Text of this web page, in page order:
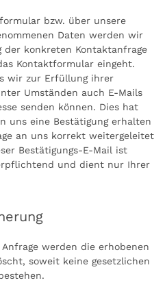
bzw. über unsere
Daten werden wir
konkreten Kontaktanfrage
Kontaktformular eingeht.
wir zur Erfüllung ihrer
Umständen auch E-Mails
senden können. Dies hat
uns eine Bestätigung erhalten
an uns korrekt weitergeleitet
Bestätigungs-E-Mail ist
und dient nur Ihrer
werden die erhobenen
soweit keine gesetzlichen